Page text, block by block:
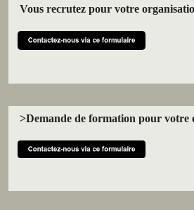
Vous recrutez pour votre
>Demande de formation pour votre